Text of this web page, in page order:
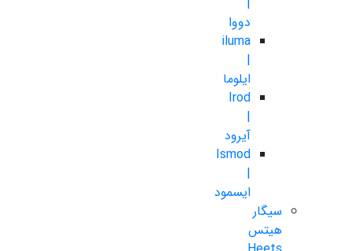
دووا
iluma
|
ایلوما
Irod
|
آیرود
Ismod
|
ایسمود
سیگار
هیتس